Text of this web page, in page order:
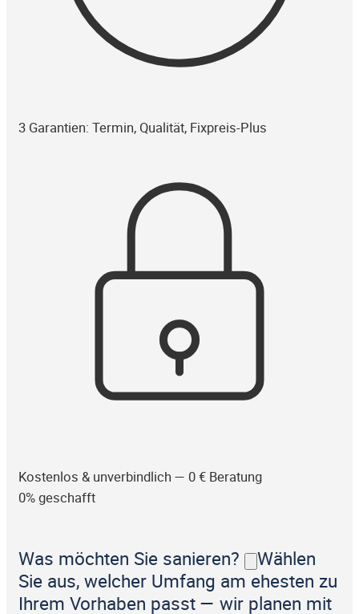
3 Garantien: Termin, Qualität, Fixpreis-Plus
Kostenlos & unverbindlich — 0 € Beratung
0% geschafft
Was möchten Sie sanieren?
Wählen
Sie aus, welcher Umfang am ehesten zu
Ihrem Vorhaben passt — wir planen mit